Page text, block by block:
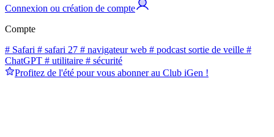
Connexion ou création de compte
Compte
# Safari # safari 27 # navigateur web # podcast sortie de veille #
ChatGPT # utilitaire # sécurité
Profitez de l'été pour vous abonner au Club iGen !